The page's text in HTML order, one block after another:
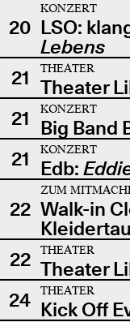
20
KONZERT
LSO:
Lebens
21
THEATER
Theater
21
KONZERT
Big Band
21
KONZERT
Edb:
22
ZUM
Walk-in
22
THEATER
Theater
24
THEATER
Kick Off